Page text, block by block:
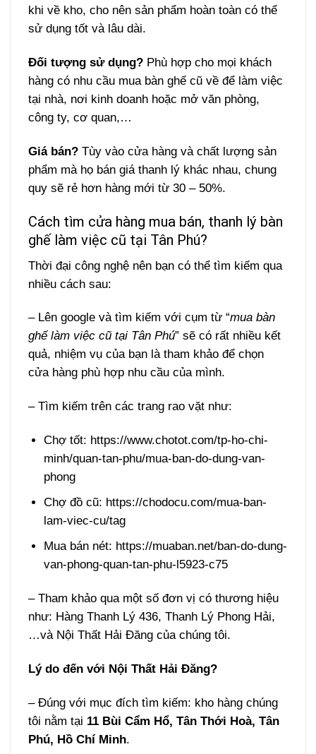
khi về kho, cho nên sản phẩm hoàn toàn có thể
sử dụng tốt và lâu dài.
Đối tượng sử dụng? Phù hợp cho mọi khách
hàng có nhu cầu mua bàn ghế cũ về để làm việc
tại nhà, nơi kinh doanh hoặc mở văn phòng,
công ty, cơ quan,…
Giá bán? Tùy vào cửa hàng và chất lượng sản
phẩm mà họ bán giá thanh lý khác nhau, chung
quy sẽ rẻ hơn hàng mới từ 30 – 50%.
Cách tìm cửa hàng mua bán, thanh lý bàn
ghế làm việc cũ tại Tân Phú?
Thời đại công nghệ nên bạn có thể tìm kiếm qua
nhiều cách sau:
– Lên google và tìm kiếm với cụm từ “mua bàn
ghế làm việc cũ tại Tân Phú” sẽ có rất nhiều kết
quả, nhiệm vụ của bạn là tham khảo để chọn
cửa hàng phù hợp nhu cầu của mình.
– Tìm kiếm trên các trang rao vặt như:
Chợ tốt: https://www.chotot.com/tp-ho-chi-
minh/quan-tan-phu/mua-ban-do-dung-van-
phong
Chợ đồ cũ: https://chodocu.com/mua-ban-
lam-viec-cu/tag
Mua bán nét: https://muaban.net/ban-do-dung-
van-phong-quan-tan-phu-l5923-c75
– Tham khảo qua một số đơn vị có thương hiệu
như: Hàng Thanh Lý 436, Thanh Lý Phong Hải,
…và Nội Thất Hải Đăng của chúng tôi.
Lý do đến với Nội Thất Hải Đăng?
– Đúng với mục đích tìm kiếm: kho hàng chúng
tôi nằm tại 11 Bùi Cẩm Hổ, Tân Thới Hoà, Tân
Phú, Hồ Chí Minh.